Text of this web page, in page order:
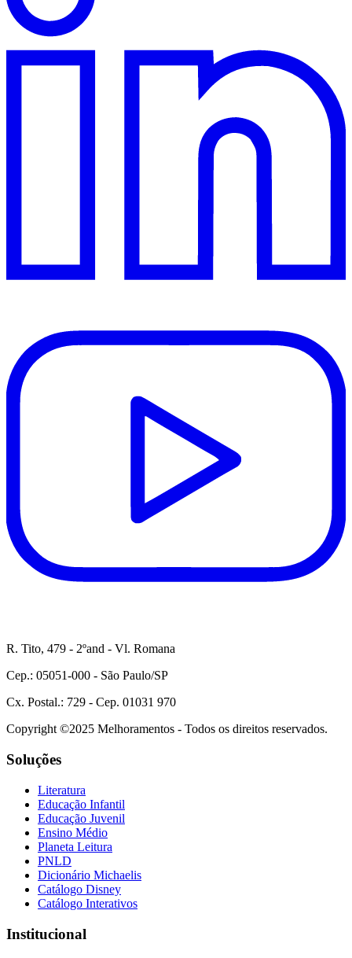
R. Tito, 479 - 2ºand - Vl. Romana
Cep.: 05051-000 - São Paulo/SP
Cx. Postal.: 729 - Cep. 01031 970
Copyright ©2025 Melhoramentos - Todos os direitos reservados.
Soluções
Literatura
Educação Infantil
Educação Juvenil
Ensino Médio
Planeta Leitura
PNLD
Dicionário Michaelis
Catálogo Disney
Catálogo Interativos
Institucional